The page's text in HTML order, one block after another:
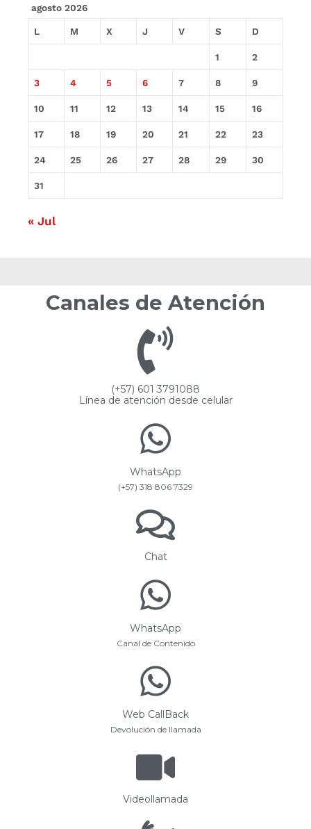
agosto 2026
L M X J V S D
1 2
3 4 5 6 7 8 9
10 11 12 13 14 15 16
17 18 19 20 21 22 23
24 25 26 27 28 29 30
31
« Jul
Canales de Atención
(+57) 601 3791088
Línea de atención desde celular
WhatsApp
(+57) 318 806 7329
Chat
WhatsApp
Canal de Contenido
Web CallBack
Devolución de llamada
Videollamada